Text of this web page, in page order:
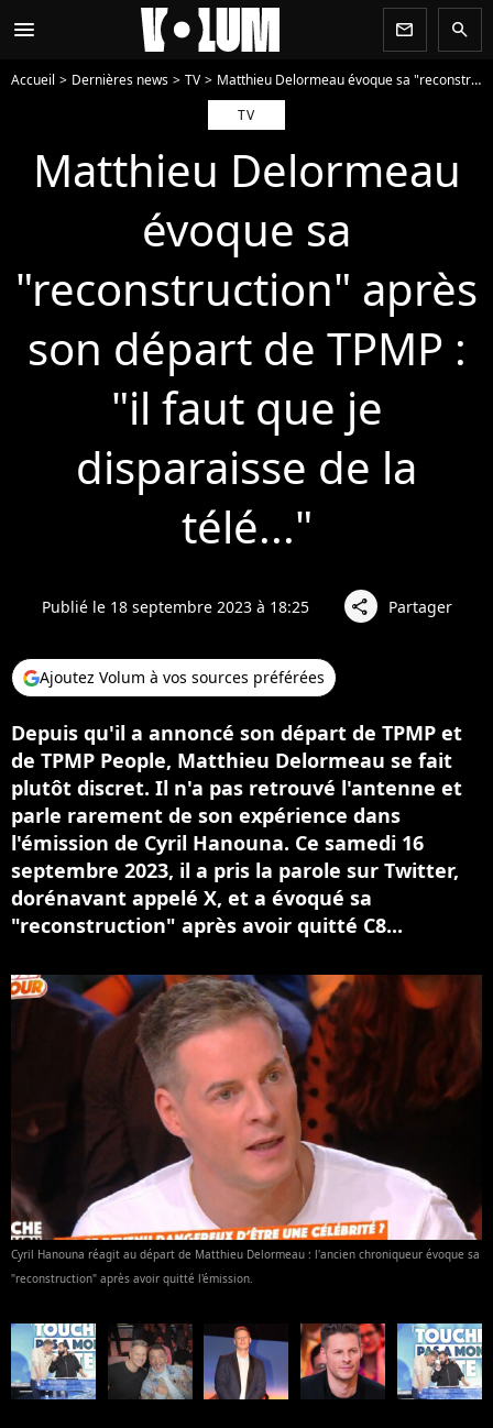
menu newsletter search
Accueil Dernières news TV
Matthieu Delormeau évoque sa "reconstruction" après son départ de TPMP : "il faut que je disparaisse de la télé..."
TV
Matthieu Delormeau
évoque sa
"reconstruction" après
son départ de TPMP :
"il faut que je
disparaisse de la
télé..."
Publié le 18 septembre 2023 à 18:25 share Partager
Ajoutez Volum à vos sources préférées
Depuis qu'il a annoncé son départ de TPMP et
de TPMP People, Matthieu Delormeau se fait
plutôt discret. Il n'a pas retrouvé l'antenne et
parle rarement de son expérience dans
l'émission de Cyril Hanouna. Ce samedi 16
septembre 2023, il a pris la parole sur Twitter,
dorénavant appelé X, et a évoqué sa
"reconstruction" après avoir quitté C8...
Cyril Hanouna réagit au départ de Matthieu Delormeau : l'ancien chroniqueur évoque sa
"reconstruction" après avoir quitté l'émission.